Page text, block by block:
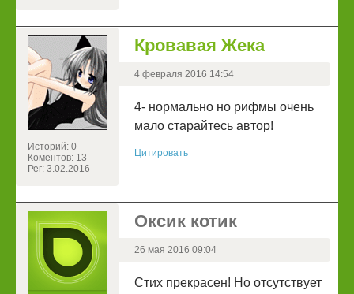
Историй: 0
Коментов: 13
Рег: 3.02.2016
Кровавая Жека
4 февраля 2016 14:54
4- нормально но рифмы очень
мало старайтесь автор!
Цитировать
Оксик котик
26 мая 2016 09:04
Стих прекрасен! Но отсутствует